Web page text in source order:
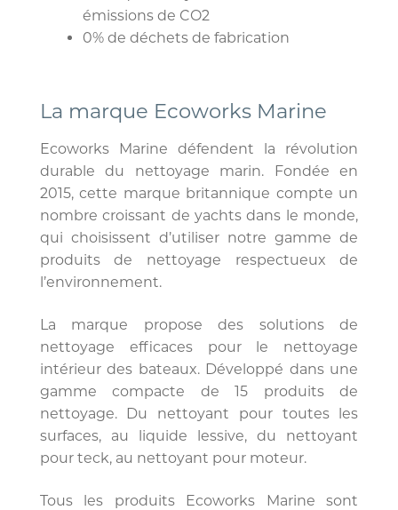
émissions de CO2
0% de déchets de fabrication
La marque Ecoworks Marine
Ecoworks Marine défendent la révolution
durable du nettoyage marin. Fondée en
2015, cette marque britannique compte un
nombre croissant de yachts dans le monde,
qui choisissent d’utiliser notre gamme de
produits de nettoyage respectueux de
l’environnement.
La marque propose des solutions de
nettoyage efficaces pour le nettoyage
intérieur des bateaux. Développé dans une
gamme compacte de 15 produits de
nettoyage. Du nettoyant pour toutes les
surfaces, au liquide lessive, du nettoyant
pour teck, au nettoyant pour moteur.
Tous les produits Ecoworks Marine sont